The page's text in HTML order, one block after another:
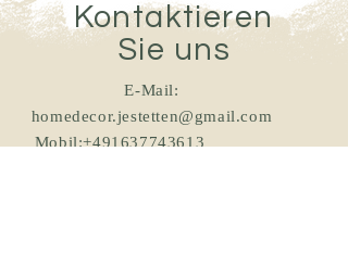
E-Mail:
homedecor.jestetten@gmail.com
Mobil:+491637743613
Kontaktieren
Sie uns